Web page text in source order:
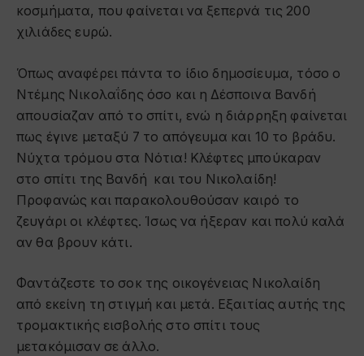
κοσμήματα, που φαίνεται να ξεπερνά τις 200
χιλιάδες ευρώ.
Όπως αναφέρει πάντα το ίδιο δημοσίευμα, τόσο ο
Ντέμης Νικολαΐδης όσο και η Δέσποινα Βανδή
απουσίαζαν από το σπίτι, ενώ η διάρρηξη φαίνεται
πως έγινε μεταξύ 7 το απόγευμα και 10 το βράδυ.
Νύχτα τρόμου στα Νότια! Κλέφτες μπούκαραν
στο σπίτι της Βανδή και του Νικολαίδη!
Προφανώς και παρακολουθούσαν καιρό το
ζευγάρι οι κλέφτες. Ίσως να ήξεραν και πολύ καλά
αν θα βρουν κάτι.
Φαντάζεστε το σοκ της οικογένειας Νικολαίδη
από εκείνη τη στιγμή και μετά. Εξαιτίας αυτής της
τρομακτικής εισβολής στο σπίτι τους
μετακόμισαν σε άλλο.